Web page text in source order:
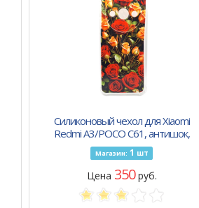
Силиконовый чехол для Xiaomi
Redmi A3/POCO C61, антишок,
красочный принт, красные и желтые
розы
Магазин: 1 шт
Цена 350руб.